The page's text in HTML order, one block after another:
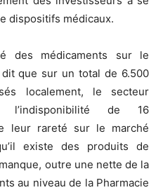
dispositifs médicaux.
des médicaments sur le
que sur un total de 6.500
localement, le secteur
l’indisponibilité de 16
leur rareté sur le marché
existe des produits de
outre une nette de la
au niveau de la Pharmacie